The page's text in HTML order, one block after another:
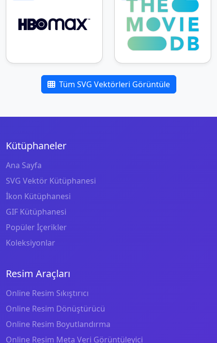
Tüm SVG Vektörleri Görüntüle
Kütüphaneler
Ana Sayfa
SVG Vektör Kütüphanesi
İkon Kütüphanesi
GIF Kütüphanesi
Popüler İçerikler
Koleksiyonlar
Resim Araçları
Online Resim Sıkıştırıcı
Online Resim Dönüştürücü
Online Resim Boyutlandırma
Online Resim Meta Veri Görüntüleyici